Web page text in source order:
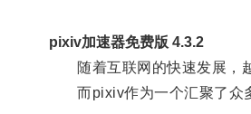
pixiv加速器免费版 4.3.2
随着互联网的快速发展，越
而pixiv作为一个汇聚了众多